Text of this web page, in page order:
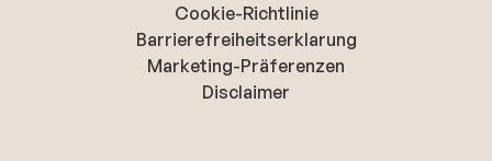
Cookie-Richtlinie
Barrierefreiheitserklarung
Marketing-Präferenzen
Disclaimer